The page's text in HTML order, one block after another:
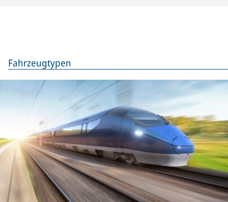
Fahrzeugtypen